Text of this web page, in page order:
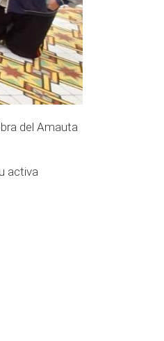
del Amauta
activa